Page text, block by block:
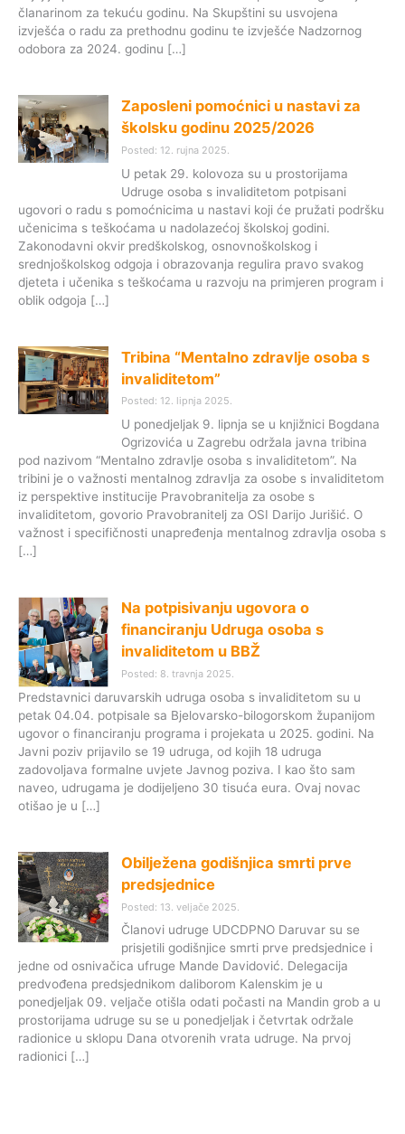
članarinom za tekuću godinu. Na Skupštini su usvojena
izvješća o radu za prethodnu godinu te izvješće Nadzornog
odobora za 2024. godinu […]
Zaposleni pomoćnici u nastavi za
školsku godinu 2025/2026
Posted: 12. rujna 2025.
U petak 29. kolovoza su u prostorijama
Udruge osoba s invaliditetom potpisani
ugovori o radu s pomoćnicima u nastavi koji će pružati podršku
učenicima s teškoćama u nadolazećoj školskoj godini.
Zakonodavni okvir predškolskog, osnovnoškolskog i
srednjoškolskog odgoja i obrazovanja regulira pravo svakog
djeteta i učenika s teškoćama u razvoju na primjeren program i
oblik odgoja […]
Tribina “Mentalno zdravlje osoba s
invaliditetom”
Posted: 12. lipnja 2025.
U ponedjeljak 9. lipnja se u knjižnici Bogdana
Ogrizovića u Zagrebu održala javna tribina
pod nazivom “Mentalno zdravlje osoba s invaliditetom”. Na
tribini je o važnosti mentalnog zdravlja za osobe s invaliditetom
iz perspektive institucije Pravobranitelja za osobe s
invaliditetom, govorio Pravobranitelj za OSI Darijo Jurišić. O
važnost i specifičnosti unapređenja mentalnog zdravlja osoba s
[…]
Na potpisivanju ugovora o
financiranju Udruga osoba s
invaliditetom u BBŽ
Posted: 8. travnja 2025.
Predstavnici daruvarskih udruga osoba s invaliditetom su u
petak 04.04. potpisale sa Bjelovarsko-bilogorskom županijom
ugovor o financiranju programa i projekata u 2025. godini. Na
Javni poziv prijavilo se 19 udruga, od kojih 18 udruga
zadovoljava formalne uvjete Javnog poziva. I kao što sam
naveo, udrugama je dodijeljeno 30 tisuća eura. Ovaj novac
otišao je u […]
Obilježena godišnjica smrti prve
predsjednice
Posted: 13. veljače 2025.
Članovi udruge UDCDPNO Daruvar su se
prisjetili godišnjice smrti prve predsjednice i
jedne od osnivačica ufruge Mande Davidović. Delegacija
predvođena predsjednikom daliborom Kalenskim je u
ponedjeljak 09. veljače otišla odati počasti na Mandin grob a u
prostorijama udruge su se u ponedjeljak i četvrtak održale
radionice u sklopu Dana otvorenih vrata udruge. Na prvoj
radionici […]